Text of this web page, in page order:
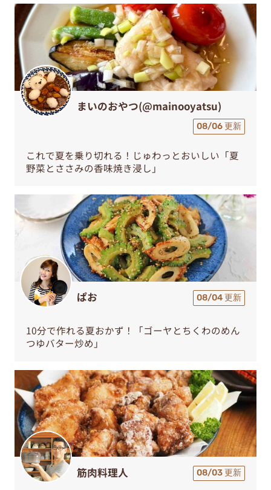
まいのおやつ(@mainooyatsu)
08/06 更新
これで夏を乗り切れる！じゅわっとおいしい「夏
野菜とささみの香味焼き浸し」
ぱお 08/04 更新
10分で作れる夏おかず！「ゴーヤとちくわのめん
つゆバター炒め」
筋肉料理人 08/03 更新